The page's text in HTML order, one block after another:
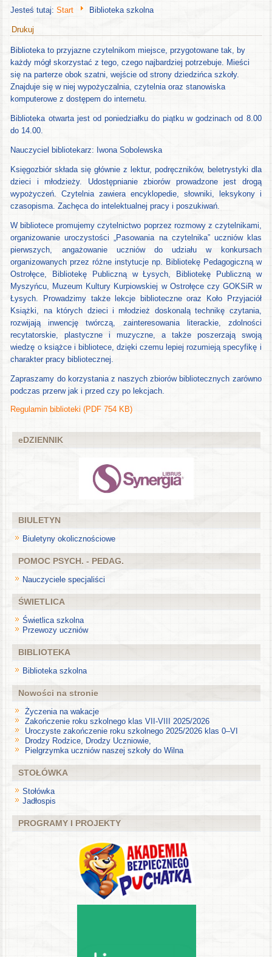
Jesteś tutaj:Start Biblioteka szkolna
Drukuj
Biblioteka to przyjazne czytelnikom miejsce, przygotowane tak, by
każdy mógł skorzystać z tego, czego najbardziej potrzebuje. Mieści
się na parterze obok szatni, wejście od strony dziedzińca szkoły.
Znajduje się w niej wypożyczalnia, czytelnia oraz stanowiska
komputerowe z dostępem do internetu.
Biblioteka otwarta jest od poniedziałku do piątku w godzinach od 8.00
do 14.00.
Nauczyciel bibliotekarz: Iwona Sobolewska
Księgozbiór składa się głównie z lektur, podręczników, beletrystyki dla
dzieci i młodzieży. Udostępnianie zbiorów prowadzone jest drogą
wypożyczeń. Czytelnia zawiera encyklopedie, słowniki, leksykony i
czasopisma. Zachęca do intelektualnej pracy i poszukiwań.
W bibliotece promujemy czytelnictwo poprzez rozmowy z czytelnikami,
organizowanie uroczystości „Pasowania na czytelnika” uczniów klas
pierwszych, angażowanie uczniów do udziału w konkursach
organizowanych przez różne instytucje np. Bibliotekę Pedagogiczną w
Ostrołęce, Bibliotekę Publiczną w Łysych, Bibliotekę Publiczną w
Myszyńcu, Muzeum Kultury Kurpiowskiej w Ostrołęce czy GOKSiR w
Łysych. Prowadzimy także lekcje biblioteczne oraz Koło Przyjaciół
Książki, na których dzieci i młodzież doskonalą technikę czytania,
rozwijają inwencję twórczą, zainteresowania literackie, zdolności
recytatorskie, plastyczne i muzyczne, a także poszerzają swoją
wiedzę o książce i bibliotece, dzięki czemu lepiej rozumieją specyfikę i
charakter pracy bibliotecznej.
Zapraszamy do korzystania z naszych zbiorów bibliotecznych zarówno
podczas przerw jak i przed czy po lekcjach.
Regulamin biblioteki (PDF 754 KB)
eDZIENNIK
BIULETYN
Biuletyny okolicznościowe
POMOC PSYCH. - PEDAG.
Nauczyciele specjaliści
ŚWIETLICA
Świetlica szkolna
Przewozy uczniów
BIBLIOTEKA
Biblioteka szkolna
Nowości na stronie
Życzenia na wakacje
Zakończenie roku szkolnego klas VII-VIII 2025/2026
Uroczyste zakończenie roku szkolnego 2025/2026 klas 0–VI
Drodzy Rodzice, Drodzy Uczniowie,
Pielgrzymka uczniów naszej szkoły do Wilna
STOŁÓWKA
Stołówka
Jadłospis
PROGRAMY I PROJEKTY